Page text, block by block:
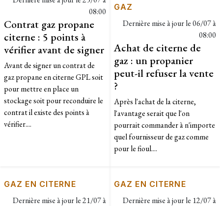
08:00
Contrat gaz propane
citerne : 5 points à
vérifier avant de signer
Avant de signer un contrat de
gaz propane en citerne GPL soit
pour mettre en place un
stockage soit pour reconduire le
contrat il existe des points à
vérifier....
GAZ
Dernière mise à jour le06/07 à
08:00
Achat de citerne de
gaz : un propanier
peut-il refuser la vente
?
Après l'achat de la citerne,
l'avantage serait que l'on
pourrait commander à n'importe
quel fournisseur de gaz comme
pour le fioul....
GAZ EN CITERNE
Dernière mise à jour le21/07 à
GAZ EN CITERNE
Dernière mise à jour le 12/07 à